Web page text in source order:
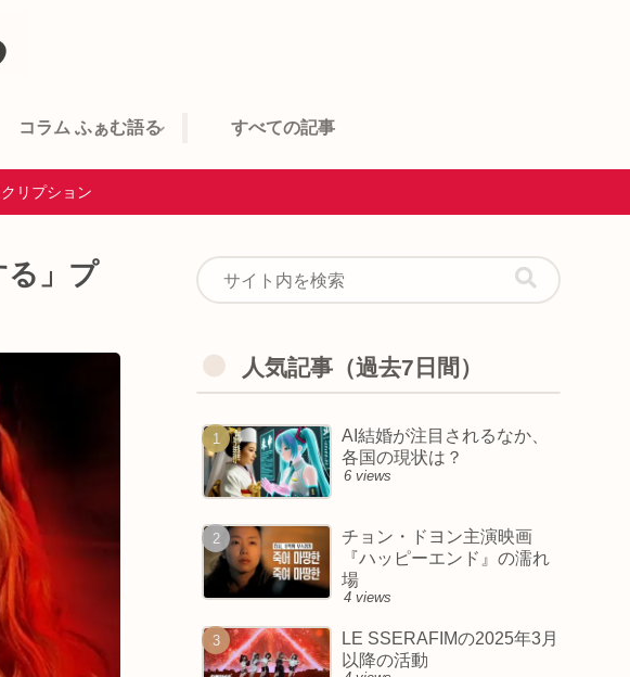
コラム ふぁむ語る すべての記事
リプション
る」プ
人気記事（過去7日間）
AI結婚が注目されるなか、
各国の現状は？
6 views
チョン・ドヨン主演映画
『ハッピーエンド』の濡れ
場
4 views
LE SSERAFIMの2025年3月
以降の活動